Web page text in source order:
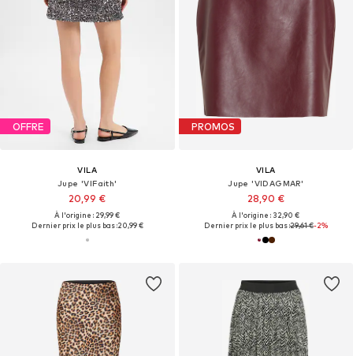
OFFRE
VILA
Jupe 'VIFaith'
20,99 €
À l'origine : 29,99 €
Dernier prix le plus bas :20,99 €
PROMOS
VILA
Jupe 'VIDAGMAR'
28,90 €
À l'origine : 32,90 €
Dernier prix le plus bas :29,61 €-2%